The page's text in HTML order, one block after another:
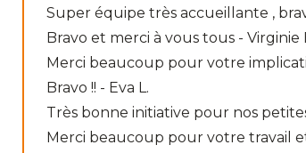
Super équipe très accueillante ,
Bravo et merci à vous tous - Virginie
Merci beaucoup pour votre
Bravo !! - Eva L.
Très bonne initiative pour nos
Merci beaucoup pour votre travail